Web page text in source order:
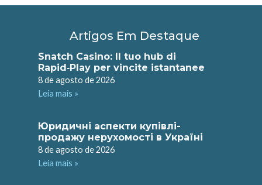
Artigos Em Destaque
Snatch Casino: Il tuo hub di
Rapid‑Play per vincite istantanee
8 de agosto de 2026
Leia mais »
Юридичні аспекти купівлі-
продажу нерухомості в Україні
8 de agosto de 2026
Leia mais »